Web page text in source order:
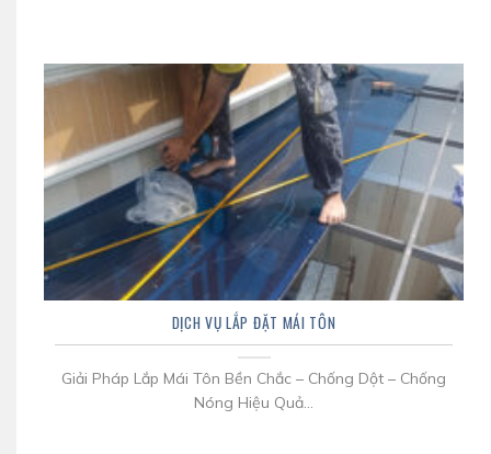
DỊCH VỤ LẮP ĐẶT MÁI TÔN
Giải Pháp Lắp Mái Tôn Bền Chắc – Chống Dột – Chống
Nóng Hiệu Quả...